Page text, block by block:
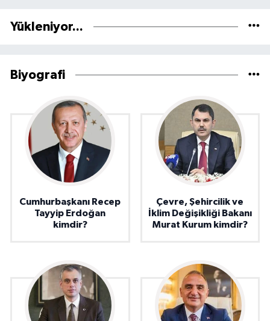
Yükleniyor...
Biyografi
Cumhurbaşkanı Recep
Tayyip Erdoğan
kimdir?
Çevre, Şehircilik ve
İklim Değişikliği Bakanı
Murat Kurum kimdir?